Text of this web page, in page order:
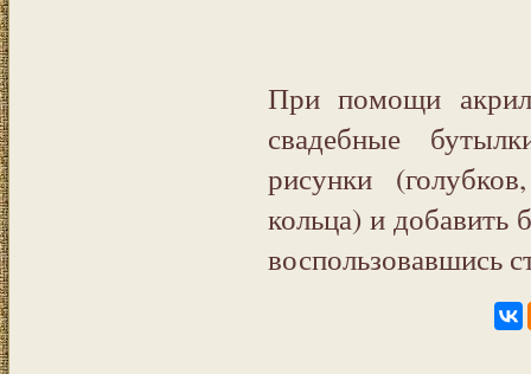
При помощи
свадебные
рисунки
кольца) и добавить
воспользовавшись